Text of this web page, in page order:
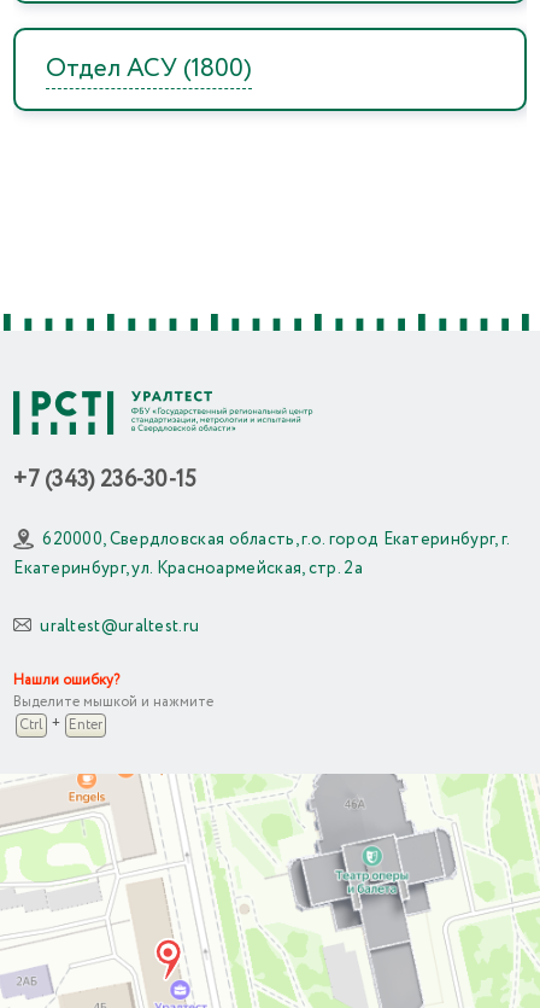
Отдел АСУ (1800)
+7 (343) 236-30-15
620000, Свердловская область, г.о. город Екатеринбург, г.
Екатеринбург, ул. Красноармейская, стр. 2а
uraltest@uraltest.ru
Нашли ошибку?
Выделите мышкой и нажмите
Ctrl + Enter